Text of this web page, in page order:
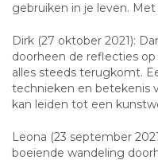
gebruiken in je leven.
Dirk (27 oktober 2021):
doorheen de reflecties
alles steeds terugkomt.
technieken en betekenis
kan leiden tot een
Leona (23 september
boeiende wandeling